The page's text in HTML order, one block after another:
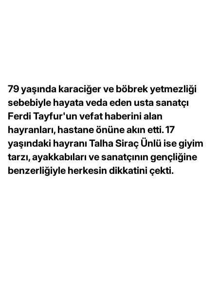
79 yaşında karaciğer ve böbrek yetmezliği
sebebiyle hayata veda eden usta sanatçı
Ferdi Tayfur'un vefat haberini alan
hayranları, hastane önüne akın etti. 17
yaşındaki hayranı Talha Siraç Ünlü ise giyim
tarzı, ayakkabıları ve sanatçının gençliğine
benzerliğiyle herkesin dikkatini çekti.